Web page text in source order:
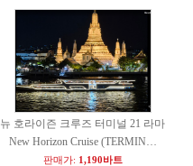
뉴 호라이즌 크루즈 터미널 21 라마
New Horizon Cruise (TERMIN…
판매가: 1,190바트